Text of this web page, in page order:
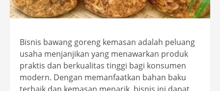
Bisnis bawang goreng kemasan adalah peluang
usaha menjanjikan yang menawarkan produk
praktis dan berkualitas tinggi bagi konsumen
modern. Dengan memanfaatkan bahan baku